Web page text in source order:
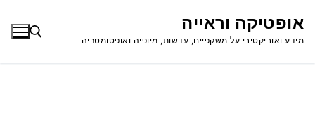
לתוכןאופטיקה וראייה
מידע ואוביקטיבי על משקפיים, עדשות, מיופיה ואופטומטריה